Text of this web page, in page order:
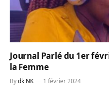
Journal Parlé du 1er
la Femme
Bydk NK 1 février 2024